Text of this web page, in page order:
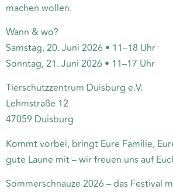
machen wollen.
Wann & wo?
Samstag, 20. Juni 2026 • 11–18 Uhr
Sonntag, 21. Juni 2026 • 11–17 Uhr
Tierschutzzentrum Duisburg e.V.
Lehmstraße 12
47059 Duisburg
Kommt vorbei, bringt Eure Familie,
gute Laune mit – wir freuen uns auf
Sommerschnauze 2026 – das Festival